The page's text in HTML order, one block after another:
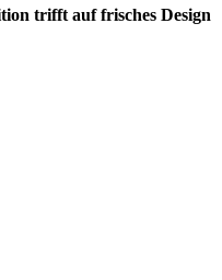
trifft auf frisches Design